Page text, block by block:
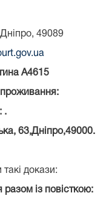
49089
А4615
.
63,Дніпро,49000.
докази:
разом із повісткою: